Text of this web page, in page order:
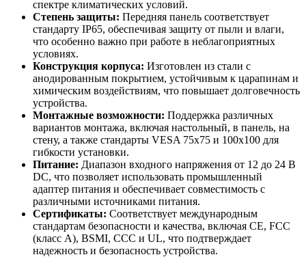
спектре климатических условий.
Степень защиты: Передняя панель соответствует
стандарту IP65, обеспечивая защиту от пыли и влаги,
что особенно важно при работе в неблагоприятных
условиях.
Конструкция корпуса: Изготовлен из стали с
анодированным покрытием, устойчивым к царапинам и
химическим воздействиям, что повышает долговечность
устройства.
Монтажные возможности: Поддержка различных
вариантов монтажа, включая настольный, в панель, на
стену, а также стандарты VESA 75x75 и 100x100 для
гибкости установки.
Питание: Диапазон входного напряжения от 12 до 24 В
DC, что позволяет использовать промышленный
адаптер питания и обеспечивает совместимость с
различными источниками питания.
Сертификаты: Соответствует международным
стандартам безопасности и качества, включая CE, FCC
(класс A), BSMI, CCC и UL, что подтверждает
надежность и безопасность устройства.